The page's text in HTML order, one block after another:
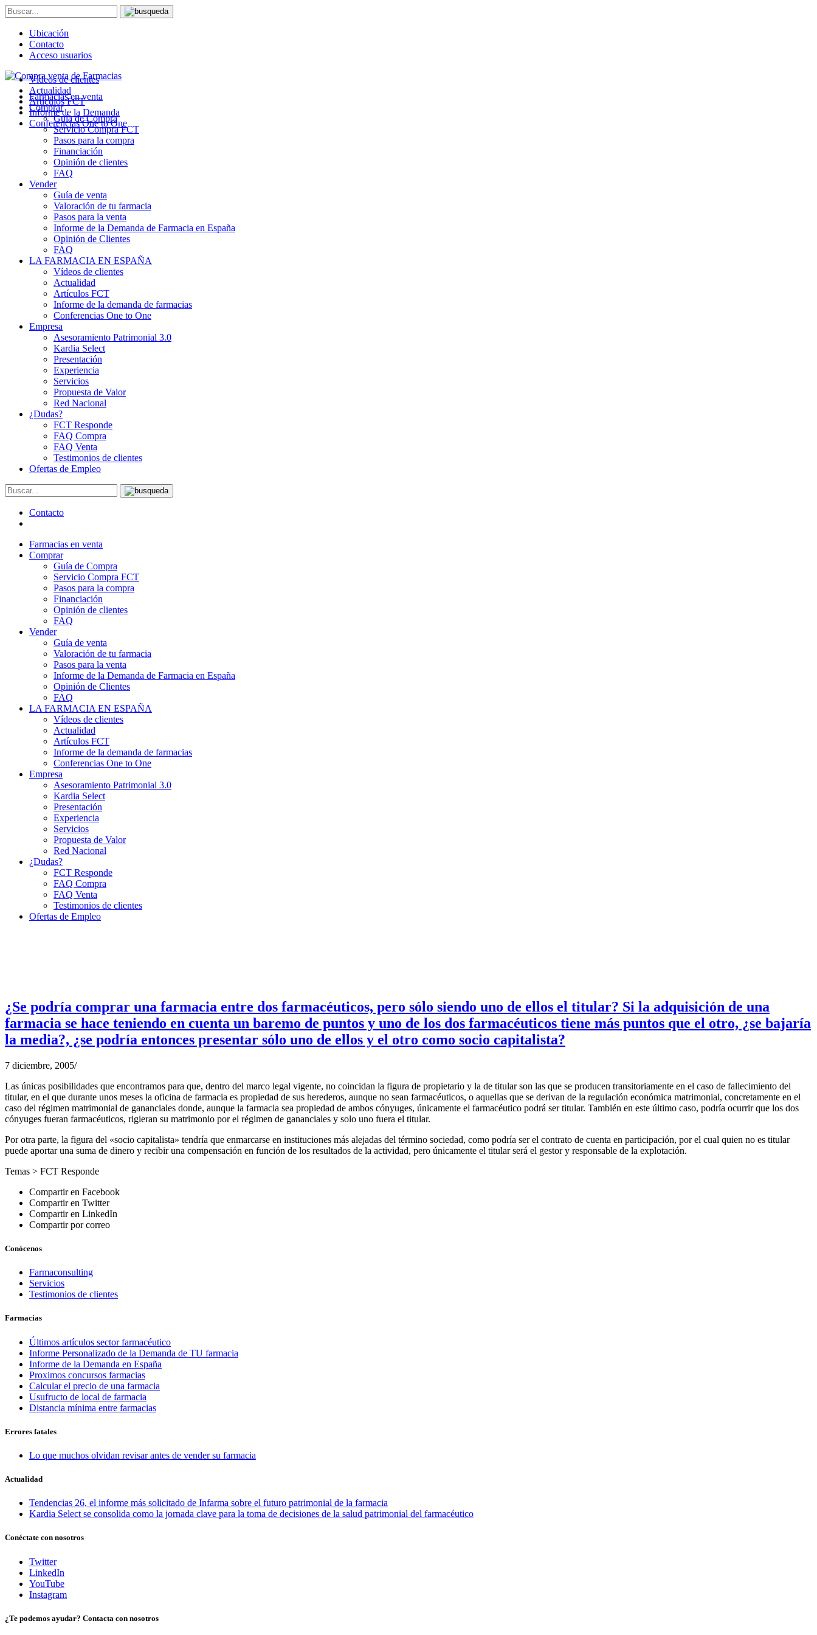
Ubicación
Contacto
Acceso usuarios
Farmacias en venta
Comprar
Guía de Compra
Servicio Compra FCT
Pasos para la compra
Financiación
Opinión de clientes
FAQ
Vender
Guía de venta
Valoración de tu farmacia
Pasos para la venta
Informe de la Demanda de Farmacia en España
Opinión de Clientes
FAQ
LA FARMACIA EN ESPAÑA
Vídeos de clientes
Actualidad
Artículos FCT
Informe de la demanda de farmacias
Conferencias One to One
Empresa
Asesoramiento Patrimonial 3.0
Kardia Select
Presentación
Experiencia
Servicios
Propuesta de Valor
Red Nacional
¿Dudas?
FCT Responde
FAQ Compra
FAQ Venta
Testimonios de clientes
Ofertas de Empleo
Contacto
Farmacias en venta
Comprar
Guía de Compra
Servicio Compra FCT
Pasos para la compra
Financiación
Opinión de clientes
FAQ
Vender
Guía de venta
Valoración de tu farmacia
Pasos para la venta
Informe de la Demanda de Farmacia en España
Opinión de Clientes
FAQ
LA FARMACIA EN ESPAÑA
Vídeos de clientes
Actualidad
Artículos FCT
Informe de la demanda de farmacias
Conferencias One to One
Empresa
Asesoramiento Patrimonial 3.0
Kardia Select
Presentación
Experiencia
Servicios
Propuesta de Valor
Red Nacional
¿Dudas?
FCT Responde
FAQ Compra
FAQ Venta
Testimonios de clientes
Ofertas de Empleo
Vídeos de clientes
Actualidad
Artículos FCT
Informe de la Demanda
Conferencias One to One
¿Se podría comprar una farmacia entre dos farmacéuticos, pero sólo siendo uno de ellos el titular? Si la adquisición de una
farmacia se hace teniendo en cuenta un baremo de puntos y uno de los dos farmacéuticos tiene más puntos que el otro, ¿se bajaría
la media?, ¿se podría entonces presentar sólo uno de ellos y el otro como socio capitalista?
7 diciembre, 2005/
Las únicas posibilidades que encontramos para que, dentro del marco legal vigente, no coincidan la figura de propietario y la de titular son las que se producen transitoriamente en el caso de fallecimiento del
titular, en el que durante unos meses la oficina de farmacia es propiedad de sus herederos, aunque no sean farmacéuticos, o aquellas que se derivan de la regulación económica matrimonial, concretamente en el
caso del régimen matrimonial de gananciales donde, aunque la farmacia sea propiedad de ambos cónyuges, únicamente el farmacéutico podrá ser titular. También en este último caso, podría ocurrir que los dos
cónyuges fueran farmacéuticos, rigieran su matrimonio por el régimen de gananciales y solo uno fuera el titular.
Por otra parte, la figura del «socio capitalista» tendría que enmarcarse en instituciones más alejadas del término sociedad, como podría ser el contrato de cuenta en participación, por el cual quien no es titular
puede aportar una suma de dinero y recibir una compensación en función de los resultados de la actividad, pero únicamente el titular será el gestor y responsable de la explotación.
Temas > FCT Responde
Compartir en Facebook
Compartir en Twitter
Compartir en LinkedIn
Compartir por correo
Conócenos
Farmaconsulting
Servicios
Testimonios de clientes
Farmacias
Últimos artículos sector farmacéutico
Informe Personalizado de la Demanda de TU farmacia
Informe de la Demanda en España
Proximos concursos farmacias
Calcular el precio de una farmacia
Usufructo de local de farmacia
Distancia mínima entre farmacias
Errores fatales
Lo que muchos olvidan revisar antes de vender su farmacia
Actualidad
Tendencias 26, el informe más solicitado de Infarma sobre el futuro patrimonial de la farmacia
Kardia Select se consolida como la jornada clave para la toma de decisiones de la salud patrimonial del farmacéutico
Conéctate con nosotros
Twitter
LinkedIn
YouTube
Instagram
¿Te podemos ayudar? Contacta con nosotros